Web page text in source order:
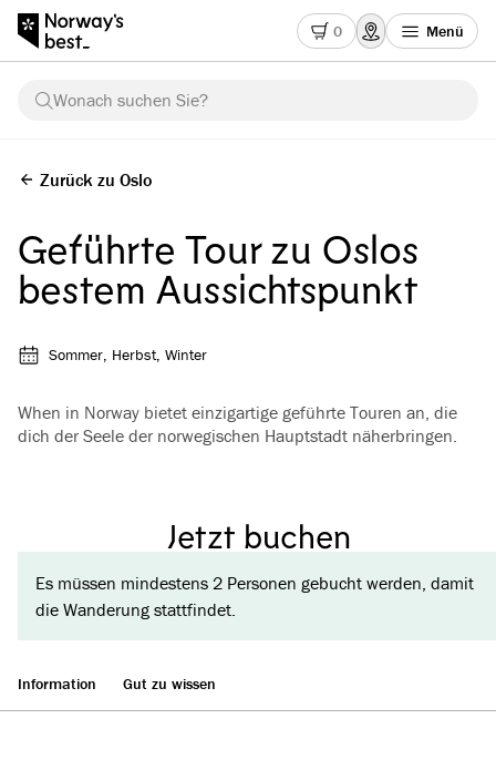
0 Menü
Wonach suchen Sie?
Zurück zu Oslo
Geführte Tour zu Oslos
bestem Aussichtspunkt
Sommer, Herbst, Winter
When in Norway bietet einzigartige geführte Touren an, die
dich der Seele der norwegischen Hauptstadt näherbringen.
Alle Bilder ansehen(4)
Jetzt buchen
Es müssen mindestens 2 Personen gebucht werden, damit
die Wanderung stattfindet.
Information Gut zu wissen